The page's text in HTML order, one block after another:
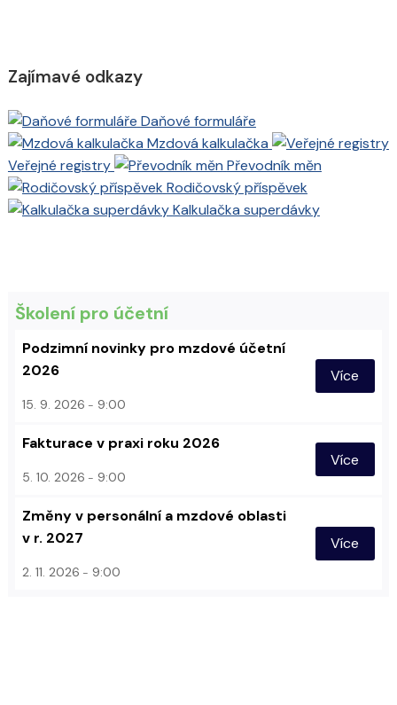
Zajímavé odkazy
Daňové formuláře
Mzdová kalkulačka
Veřejné registry
Převodník měn
Rodičovský příspěvek
Kalkulačka superdávky
Školení pro účetní
Podzimní novinky pro mzdové účetní
2026
15. 9. 2026 9:00
Více
Fakturace v praxi roku 2026
5. 10. 2026 9:00
Více
Změny v personální a mzdové oblasti
v r. 2027
2. 11. 2026 9:00
Více